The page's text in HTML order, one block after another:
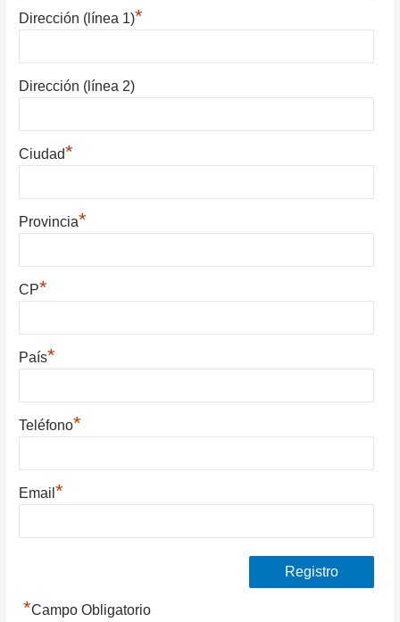
Dirección (línea 1)*
Dirección (línea 2)
Ciudad*
Provincia*
CP*
País*
Teléfono*
Email*
*Campo Obligatorio